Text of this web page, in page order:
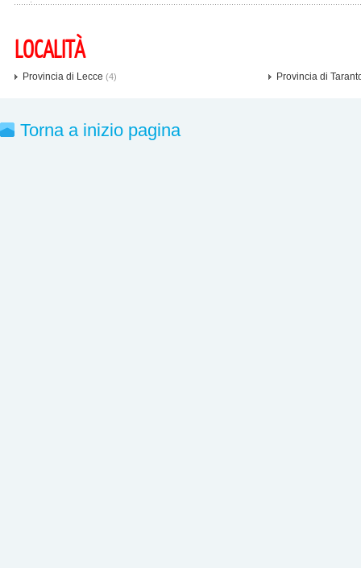
LOCALITÀ
Provincia di Lecce (4) Provincia di
Torna a inizio pagina